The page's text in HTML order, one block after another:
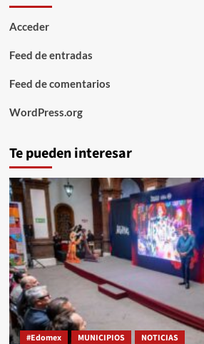
Acceder
Feed de entradas
Feed de comentarios
WordPress.org
Te pueden interesar
#Edomex MUNICIPIOS NOTICIAS